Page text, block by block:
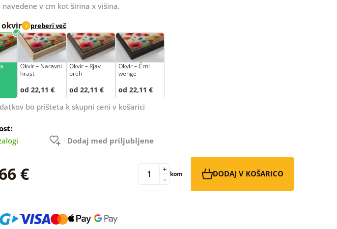
v cm kot širina x višina.
okvir i preberi več
Okvir – Naravni
hrast
od 22,11 €
Okvir – Rjav
oreh
od 22,11 €
Okvir – Črni
wenge
od 22,11 €
bo prišteta k skupni ceni v košarici
Dodaj med priljubljene
€ -
+ kom DODAJ V KOŠARICO